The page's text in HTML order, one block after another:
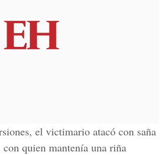
el victimario atacó con saña
quien mantenía una riña